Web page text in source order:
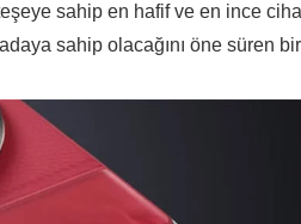
sahip en hafif ve en ince cihaz
sahip olacağını öne süren bir